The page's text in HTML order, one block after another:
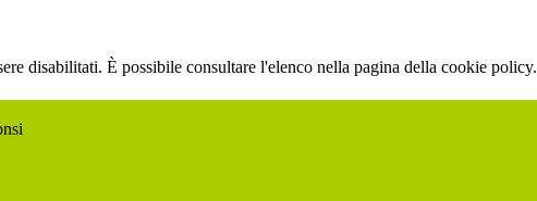
disabilitati. È possibile consultare l'elenco nella pagina della cookie policy.